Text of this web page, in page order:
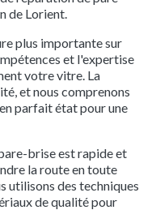
de Lorient.
plus importante sur
et l'expertise
votre vitre. La
et nous comprenons
parfait état pour une
brise est rapide et
la route en toute
utilisons des techniques
de qualité pour